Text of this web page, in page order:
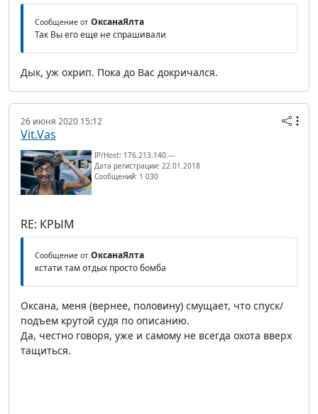
Сообщение от ОксанаЯлта
Так Вы его еще не спрашивали
Дык, уж охрип. Пока до Вас докричался.
26 июня 2020 15:12
Vit.Vas
IP/Host: 176.213.140.---
Дата регистрации: 22.01.2018
Сообщений: 1 030
RE: КРЫМ
Сообщение от ОксанаЯлта
кстати там отдых просто бомба
Оксана, меня (вернее, половину) смущает, что спуск/
подъем крутой судя по описанию.
Да, честно говоря, уже и самому не всегда охота вверх
тащиться.